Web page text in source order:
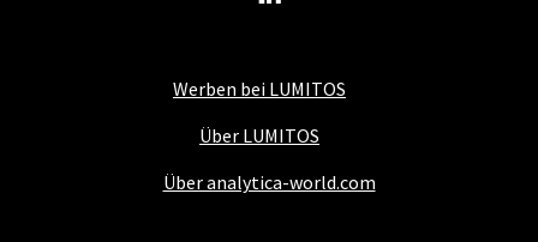
Werben bei LUMITOS
Über LUMITOS
Über analytica-world.com